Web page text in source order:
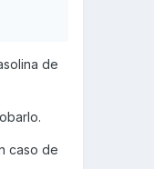
de
caso de